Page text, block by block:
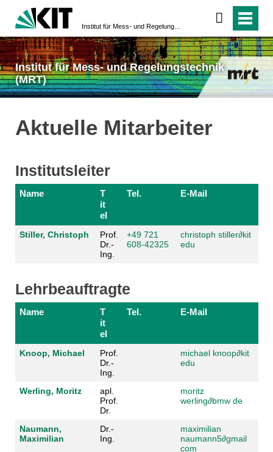
Institut für Mess- und Regelungstechnik
(MRT)
Aktuelle Mitarbeiter
Institutsleiter
Name
T
it
el
Tel. E-Mail
Stiller, Christoph
Prof.
Dr.-
Ing.
+49 721
608-42325
christoph stiller∂kit
edu
Lehrbeauftragte
Name
T
it
el
Tel. E-Mail
Knoop, Michael
Prof.
Dr.-
Ing.
michael knoop∂kit
edu
Werling, Moritz
apl.
Prof.
Dr.
moritz
werling∂bmw de
Naumann,
Maximilian
Dr.-
Ing.
maximilian
naumann5∂gmail
com